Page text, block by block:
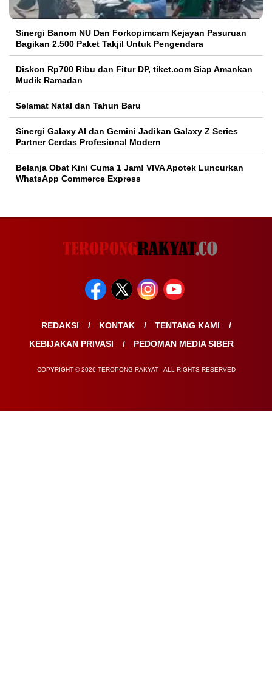
Sinergi Banom NU Dan Forkopimcam Kejayan Pasuruan
Bagikan 2.500 Paket Takjil Untuk Pengendara
Diskon Rp700 Ribu dan Fitur DP, tiket.com Siap Amankan
Mudik Ramadan
Selamat Natal dan Tahun Baru
Sinergi Galaxy AI dan Gemini Jadikan Galaxy Z Series
Partner Cerdas Profesional Modern
Belanja Obat Kini Cuma 1 Jam! VIVA Apotek Luncurkan
WhatsApp Commerce Express
REDAKSI KONTAK
TENTANG KAMI
KEBIJAKAN PRIVASI
PEDOMAN MEDIA SIBER
COPYRIGHT © 2026 TEROPONG RAKYAT - ALL RIGHTS RESERVED